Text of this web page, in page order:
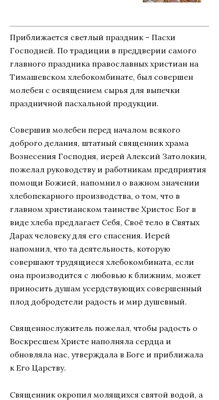
Приближается светлый праздник – Пасхи
Господней. По традиции в преддверии самого
главного праздника православных христиан на
Тимашевском хлебокомбинате, был совершен
молебен с освящением сырья для выпечки
праздничной пасхальной продукции.
Совершив молебен перед началом всякого
доброго делания, штатный священник храма
Вознесения Господня, иерей Алексий Затолокин,
пожелал руководству и работникам предприятия
помощи Божией, напомнил о важном значении
хлебопекарного производства, о том, что в
главном христианском таинстве Христос Бог в
виде хлеба предлагает Себя, Своё тело в Святых
Дарах человеку для его спасения. Иерей
напомнил, что та деятельность, которую
совершают трудящиеся хлебокомбината, если
она производится с любовью к ближним, может
приносить душам усердствующих совершенный
плод добродетели радость и мир душевный.
Священнослужитель пожелал, чтобы радость о
Воскресшем Христе наполняла сердца и
обновляла нас, утверждала в Боге и приближала
к Его Царству.
Священник окропил молящихся святой водой, а